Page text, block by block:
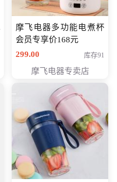
摩飞电器多功能电煮杯
会员专享价168元
299.00
库存91
摩飞电器专卖店